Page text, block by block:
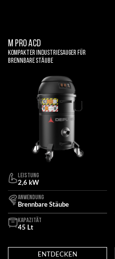
M PRO ACD
Kompakter Industriesauger für
brennbare Stäube
LEISTUNG
2,6 kW
ANWENDUNG
Brennbare Stäube
KAPAZITÄT
45 Lt
ENTDECKEN